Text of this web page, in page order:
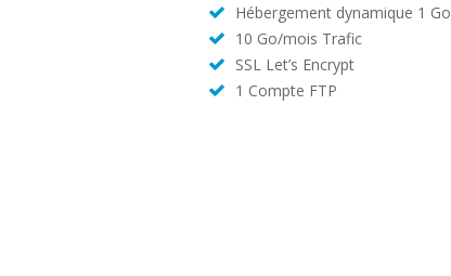
Hébergement dynamique 1 Go
10 Go/mois Trafic
SSL Let’s Encrypt
1 Compte FTP